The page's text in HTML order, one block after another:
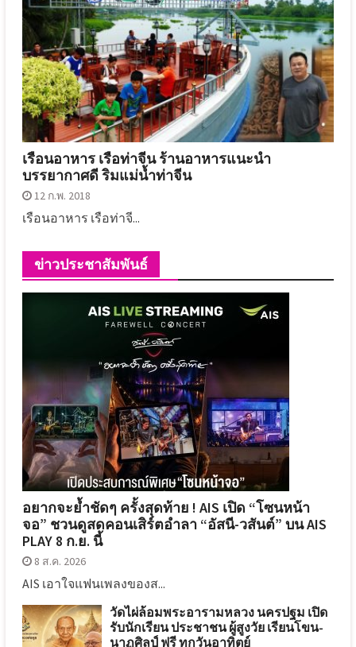
เรือนอาหาร เรือท่าจีน ร้านอาหารแนะนำ
บรรยากาศดี ริมแม่น้ำท่าจีน
12 ก.พ. 2018
เรือนอาหาร เรือท่าจี...
ข่าวประชาสัมพันธ์
อยากจะย้ำชัดๆ ครั้งสุดท้าย ! AIS เปิด “โซนหน้า
จอ” ชวนดูสดคอนเสิร์ตอำลา “อัสนี-วสันต์” บน AIS
PLAY 8 ก.ย. นี้
8 ส.ค. 2026
AIS เอาใจแฟนเพลงของส...
วัดไผ่ล้อมพระอารามหลวง นครปฐม เปิด
รับนักเรียน ประชาชน ผู้สูงวัย เรียนโขน-
นาฏศิลป์ ฟรี ทุกวันอาทิตย์